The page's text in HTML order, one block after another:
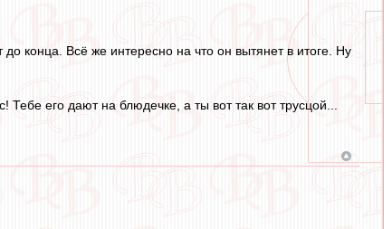
конца. Всё же интересно на что он вытянет в итоге. Ну
Тебе его дают на блюдечке, а ты вот так вот трусцой...